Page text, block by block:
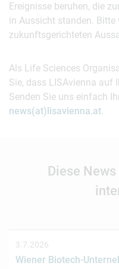
Ereignisse beruhen, die
in Aussicht standen.
zukunftsgerichteten
Als Life Sciences
Sie, dass LISAvienna auf
Senden Sie uns einfach
news(at)lisavienna.at.
Diese
3.7.2026
Wiener Biotech-